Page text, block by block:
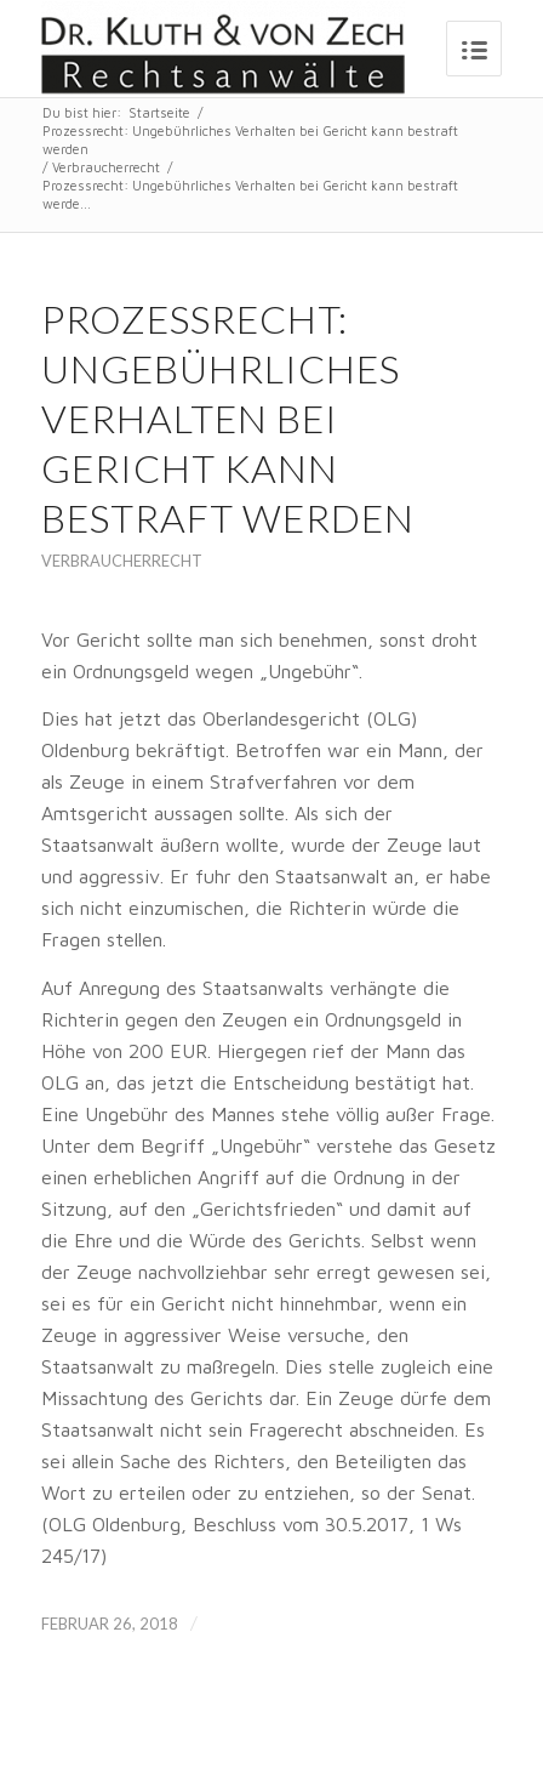
Du bist hier: Startseite
/
Prozessrecht: Ungebührliches Verhalten bei Gericht kann bestraft
werden
/ Verbraucherrecht /
Prozessrecht: Ungebührliches Verhalten bei Gericht kann bestraft
werde...
PROZESSRECHT:
UNGEBÜHRLICHES
VERHALTEN BEI
GERICHT KANN
BESTRAFT WERDEN
VERBRAUCHERRECHT
Vor Gericht sollte man sich benehmen, sonst droht
ein Ordnungsgeld wegen „Ungebühr“.
Dies hat jetzt das Oberlandesgericht (OLG)
Oldenburg bekräftigt. Betroffen war ein Mann, der
als Zeuge in einem Strafverfahren vor dem
Amtsgericht aussagen sollte. Als sich der
Staatsanwalt äußern wollte, wurde der Zeuge laut
und aggressiv. Er fuhr den Staatsanwalt an, er habe
sich nicht einzumischen, die Richterin würde die
Fragen stellen.
Auf Anregung des Staatsanwalts verhängte die
Richterin gegen den Zeugen ein Ordnungsgeld in
Höhe von 200 EUR. Hiergegen rief der Mann das
OLG an, das jetzt die Entscheidung bestätigt hat.
Eine Ungebühr des Mannes stehe völlig außer Frage.
Unter dem Begriff „Ungebühr“ verstehe das Gesetz
einen erheblichen Angriff auf die Ordnung in der
Sitzung, auf den „Gerichtsfrieden“ und damit auf
die Ehre und die Würde des Gerichts. Selbst wenn
der Zeuge nachvollziehbar sehr erregt gewesen sei,
sei es für ein Gericht nicht hinnehmbar, wenn ein
Zeuge in aggressiver Weise versuche, den
Staatsanwalt zu maßregeln. Dies stelle zugleich eine
Missachtung des Gerichts dar. Ein Zeuge dürfe dem
Staatsanwalt nicht sein Fragerecht abschneiden. Es
sei allein Sache des Richters, den Beteiligten das
Wort zu erteilen oder zu entziehen, so der Senat.
(OLG Oldenburg, Beschluss vom 30.5.2017, 1 Ws
245/17)
FEBRUAR 26, 2018 /